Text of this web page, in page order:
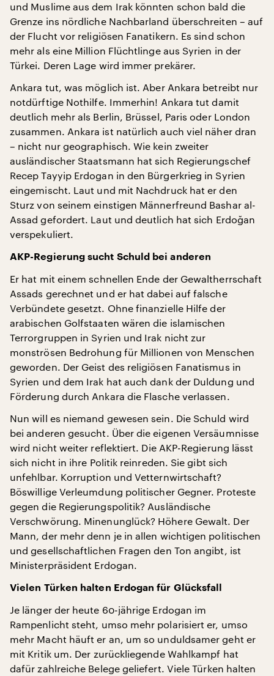
und Muslime aus dem Irak könnten schon bald die
Grenze ins nördliche Nachbarland überschreiten – auf
der Flucht vor religiösen Fanatikern. Es sind schon
mehr als eine Million Flüchtlinge aus Syrien in der
Türkei. Deren Lage wird immer prekärer.
Ankara tut, was möglich ist. Aber Ankara betreibt nur
notdürftige Nothilfe. Immerhin! Ankara tut damit
deutlich mehr als Berlin, Brüssel, Paris oder London
zusammen. Ankara ist natürlich auch viel näher dran
– nicht nur geographisch. Wie kein zweiter
ausländischer Staatsmann hat sich Regierungschef
Recep Tayyip Erdogan in den Bürgerkrieg in Syrien
eingemischt. Laut und mit Nachdruck hat er den
Sturz von seinem einstigen Männerfreund Bashar al-
Assad gefordert. Laut und deutlich hat sich Erdoğan
verspekuliert.
AKP-Regierung sucht Schuld bei anderen
Er hat mit einem schnellen Ende der Gewaltherrschaft
Assads gerechnet und er hat dabei auf falsche
Verbündete gesetzt. Ohne finanzielle Hilfe der
arabischen Golfstaaten wären die islamischen
Terrorgruppen in Syrien und Irak nicht zur
monströsen Bedrohung für Millionen von Menschen
geworden. Der Geist des religiösen Fanatismus in
Syrien und dem Irak hat auch dank der Duldung und
Förderung durch Ankara die Flasche verlassen.
Nun will es niemand gewesen sein. Die Schuld wird
bei anderen gesucht. Über die eigenen Versäumnisse
wird nicht weiter reflektiert. Die AKP-Regierung lässt
sich nicht in ihre Politik reinreden. Sie gibt sich
unfehlbar. Korruption und Vetternwirtschaft?
Böswillige Verleumdung politischer Gegner. Proteste
gegen die Regierungspolitik? Ausländische
Verschwörung. Minenunglück? Höhere Gewalt. Der
Mann, der mehr denn je in allen wichtigen politischen
und gesellschaftlichen Fragen den Ton angibt, ist
Ministerpräsident Erdogan.
Vielen Türken halten Erdogan für Glücksfall
Je länger der heute 60-jährige Erdogan im
Rampenlicht steht, umso mehr polarisiert er, umso
mehr Macht häuft er an, um so unduldsamer geht er
mit Kritik um. Der zurückliegende Wahlkampf hat
dafür zahlreiche Belege geliefert. Viele Türken halten